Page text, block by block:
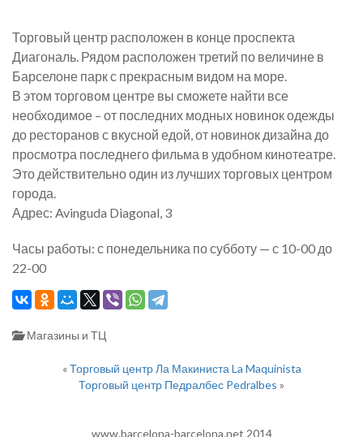
Торговый центр расположен в конце проспекта
Диагональ. Рядом расположен третий по величине в
Барселоне парк с прекрасным видом на море.
В этом торговом центре вы сможете найти все
необходимое – от последних модных новинок одежды
до ресторанов с вкусной едой, от новинок дизайна до
просмотра последнего фильма в удобном кинотеатре.
Это действительно один из лучших торговых центром
города.
Адрес: Avinguda Diagonal, 3
Часы работы: с понедельника по субботу — с 10-00 до
22-00
Магазины и ТЦ
«Торговый центр Ла Макиниста La Maquinista
Торговый центр Педралбес Pedralbes »
www.barcelona-barcelona.net 2014